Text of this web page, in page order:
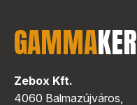
GAMMAKER
Zebox Kft.
4060 Balmazújváros,